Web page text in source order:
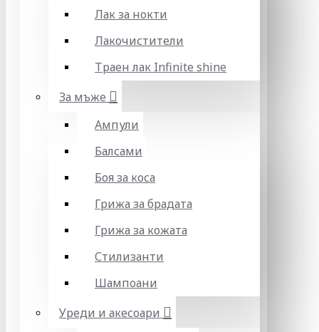
Лак за нокти
Лакочистители
Траен лак Infinite shine
За мъже
Ампули
Балсами
Боя за коса
Грижа за брадата
Грижа за кожата
Стилизанти
Шампоани
Уреди и акесоари